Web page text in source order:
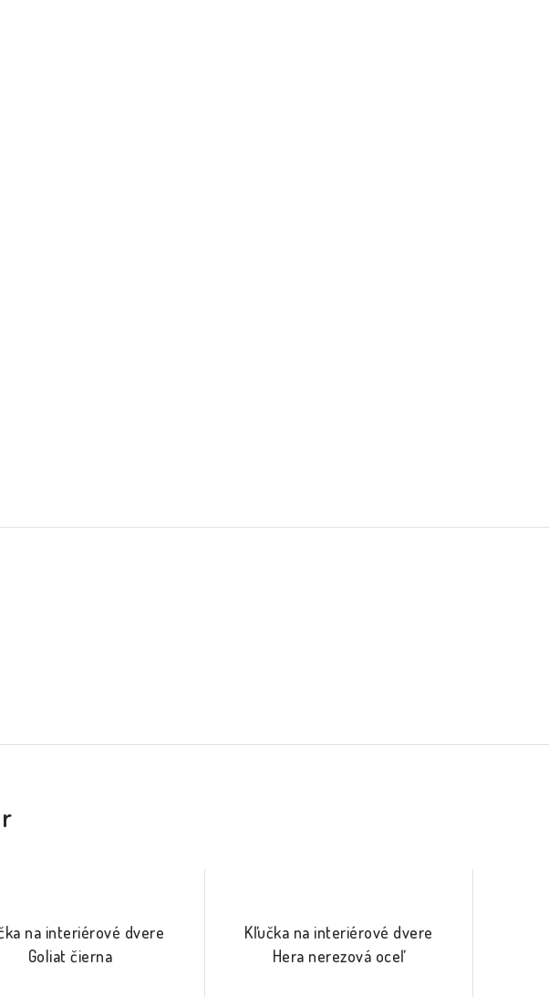
na interiérové dvere
Goliat čierna
Kľučka na interiérové dvere
Hera nerezová oceľ